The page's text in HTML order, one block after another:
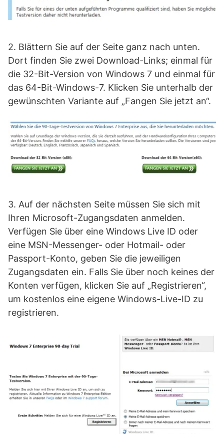
2. Blättern Sie auf der Seite ganz nach unten.
Dort finden Sie zwei Download-Links; einmal für
die 32-Bit-Version von Windows 7 und einmal für
das 64-Bit-Windows-7. Klicken Sie unterhalb der
gewünschten Variante auf „Fangen Sie jetzt an“.
3. Auf der nächsten Seite müssen Sie sich mit
Ihren Microsoft-Zugangsdaten anmelden.
Verfügen Sie über eine Windows Live ID oder
eine MSN-Messenger- oder Hotmail- oder
Passport-Konto, geben Sie die jeweiligen
Zugangsdaten ein. Falls Sie über noch keines der
Konten verfügen, klicken Sie auf „Registrieren“,
um kostenlos eine eigene Windows-Live-ID zu
registrieren.